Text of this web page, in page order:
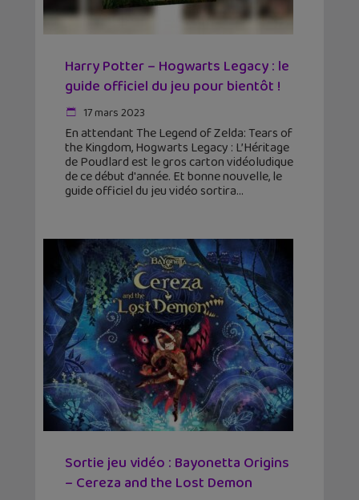
Harry Potter – Hogwarts Legacy : le
guide officiel du jeu pour bientôt !
17 mars 2023
En attendant The Legend of Zelda: Tears of
the Kingdom, Hogwarts Legacy : L’Héritage
de Poudlard est le gros carton vidéoludique
de ce début d'année. Et bonne nouvelle, le
guide officiel du jeu vidéo sortira
Sortie jeu vidéo : Bayonetta Origins
– Cereza and the Lost Demon